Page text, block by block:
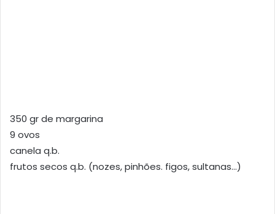
350 gr de margarina
9 ovos
canela q.b.
frutos secos q.b. (nozes, pinhões. figos, sultanas…)